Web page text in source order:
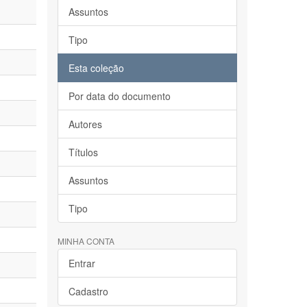
Assuntos
Tipo
Esta coleção
Por data do documento
Autores
Títulos
Assuntos
Tipo
MINHA CONTA
Entrar
Cadastro